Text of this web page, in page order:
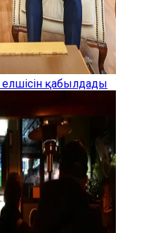
қабылдады